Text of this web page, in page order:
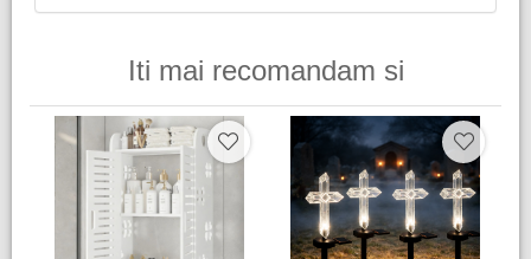
Iti mai recomandam si